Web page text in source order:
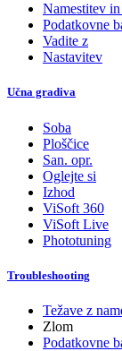
Namestitev
Podatkovne
Vadite z
Nastavitev
Učna gradiva
Soba
Ploščice
San. opr.
Oglejte si
Izhod
ViSoft 360
ViSoft Live
Phototuning
Troubleshooting
Težave z
Zlom
Podatkovne